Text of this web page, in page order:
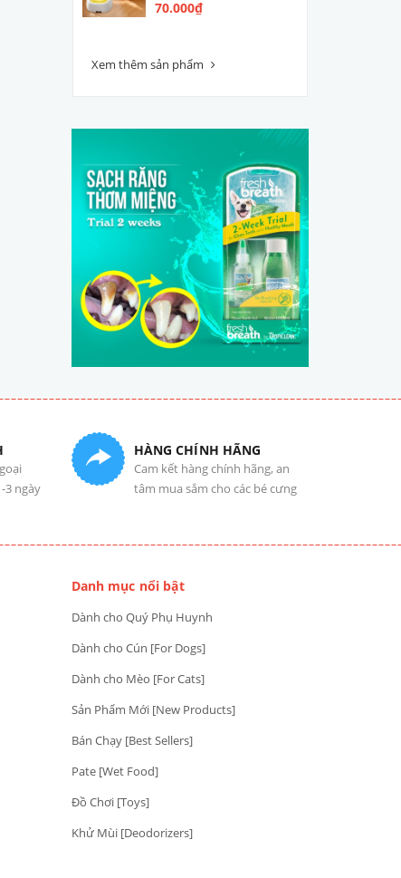
70.000₫
Xem thêm sản phẩm
3 ngày
HÀNG CHÍNH HÃNG
Cam kết hàng chính hãng, an
tâm mua sắm cho các bé cưng
Danh mục nổi bật
Dành cho Quý Phụ Huynh
Dành cho Cún [For Dogs]
Dành cho Mèo [For Cats]
Sản Phẩm Mới [New Products]
Bán Chạy [Best Sellers]
Pate [Wet Food]
Đồ Chơi [Toys]
Khử Mùi [Deodorizers]